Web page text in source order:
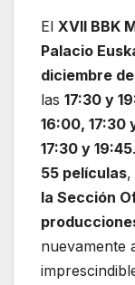
El XVII BBK
Palacio
diciembre
las 17:30 y
16:00, 17:30
17:30 y 19:45
55 películas,
la Sección
nuevamente